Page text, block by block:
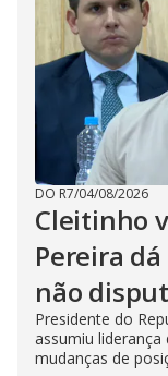
DO R7/04/08/2026
Cleitinho
Pereira
não
Presidente do
assumiu
mudanças de